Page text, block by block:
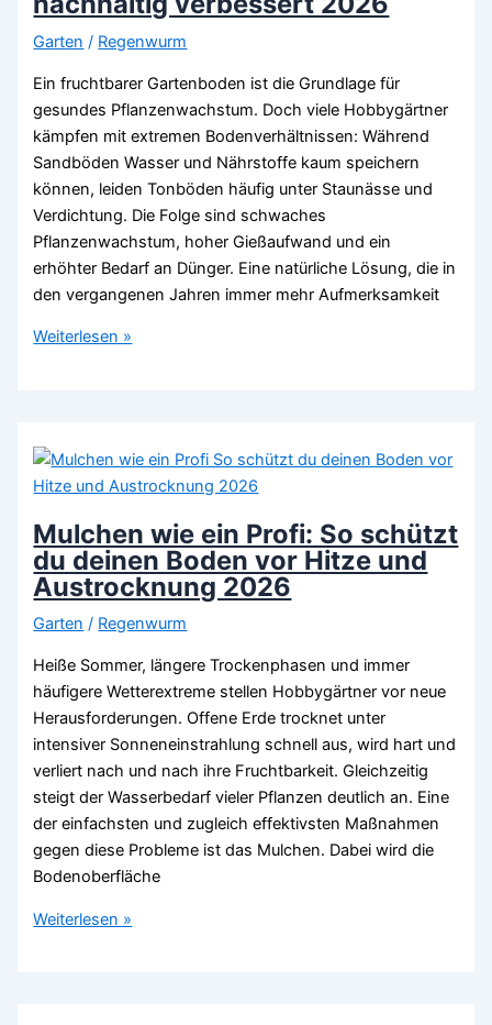
Garten / Regenwurm
Ein fruchtbarer Gartenboden ist die Grundlage für
gesundes Pflanzenwachstum. Doch viele Hobbygärtner
kämpfen mit extremen Bodenverhältnissen: Während
Sandböden Wasser und Nährstoffe kaum speichern
können, leiden Tonböden häufig unter Staunässe und
Verdichtung. Die Folge sind schwaches
Pflanzenwachstum, hoher Gießaufwand und ein
erhöhter Bedarf an Dünger. Eine natürliche Lösung, die in
den vergangenen Jahren immer mehr Aufmerksamkeit
Schwarzes
deinen
Sand-
oder
Tonboden
nachhaltig
verbessert
2026
Weiterlesen »
Mulchen wie ein Profi: So schützt
du deinen Boden vor Hitze und
Austrocknung 2026
Garten / Regenwurm
Heiße Sommer, längere Trockenphasen und immer
häufigere Wetterextreme stellen Hobbygärtner vor neue
Herausforderungen. Offene Erde trocknet unter
intensiver Sonneneinstrahlung schnell aus, wird hart und
verliert nach und nach ihre Fruchtbarkeit. Gleichzeitig
steigt der Wasserbedarf vieler Pflanzen deutlich an. Eine
der einfachsten und zugleich effektivsten Maßnahmen
gegen diese Probleme ist das Mulchen. Dabei wird die
Bodenoberfläche
Mulchen
Weiterlesen »